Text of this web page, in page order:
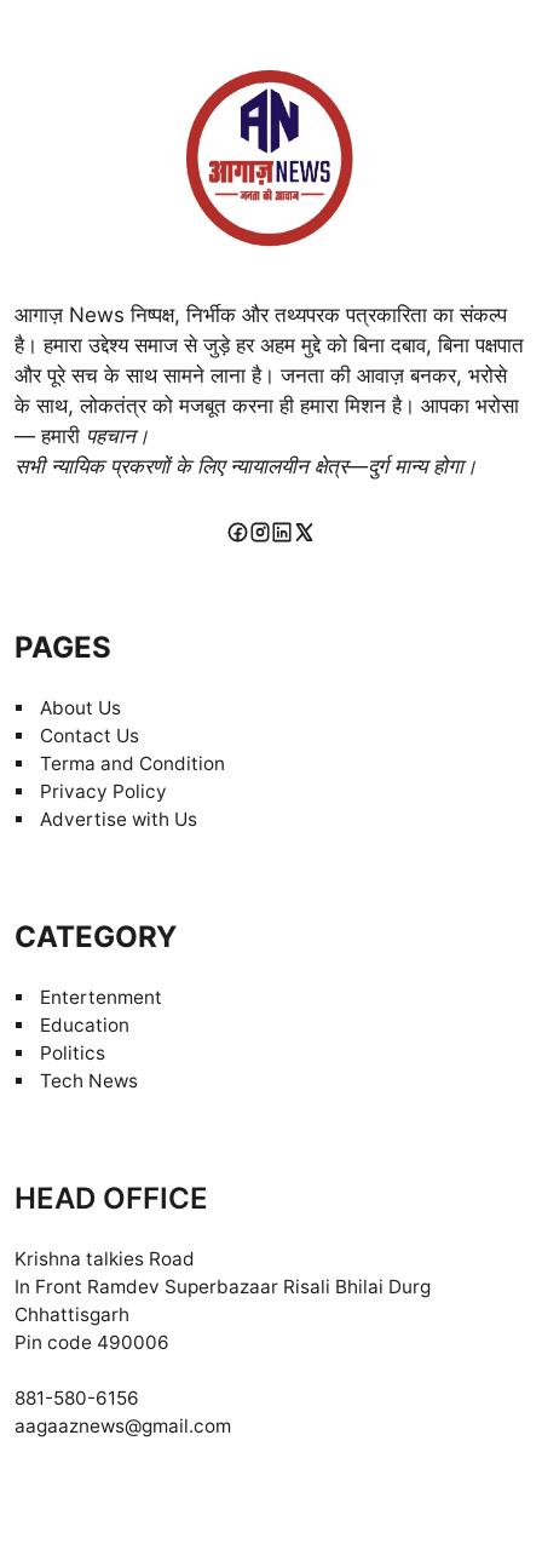
आगाज़ News निष्पक्ष, निर्भीक और तथ्यपरक पत्रकारिता का संकल्प
है। हमारा उद्देश्य समाज से जुड़े हर अहम मुद्दे को बिना दबाव, बिना पक्षपात
और पूरे सच के साथ सामने लाना है। जनता की आवाज़ बनकर, भरोसे
के साथ, लोकतंत्र को मजबूत करना ही हमारा मिशन है। आपका भरोसा
— हमारी पहचान।
सभी न्यायिक प्रकरणों के लिए न्यायालयीन क्षेत्र—दुर्ग मान्य होगा।
PAGES
About Us
Contact Us
Terma and Condition
Privacy Policy
Advertise with Us
CATEGORY
Entertenment
Education
Politics
Tech News
HEAD OFFICE
Krishna talkies Road
In Front Ramdev Superbazaar Risali Bhilai Durg
Chhattisgarh
Pin code 490006
881-580-6156
aagaaznews@gmail.com